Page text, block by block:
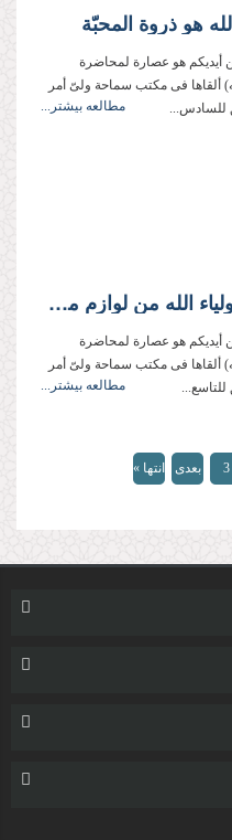
هو ذروة المحبّة
أیدیكم هو عصارة لمحاضرة
ألقاها فی مكتب سماحة ولیّ أمر
مطالعه بیشتر...
الجلسة الثانی عشر: محبّة أولیاء الله من لوازم محبتّه تعالى
أیدیكم هو عصارة لمحاضرة
ألقاها فی مكتب سماحة ولیّ أمر
مطالعه بیشتر...
3 بعدی انتها »